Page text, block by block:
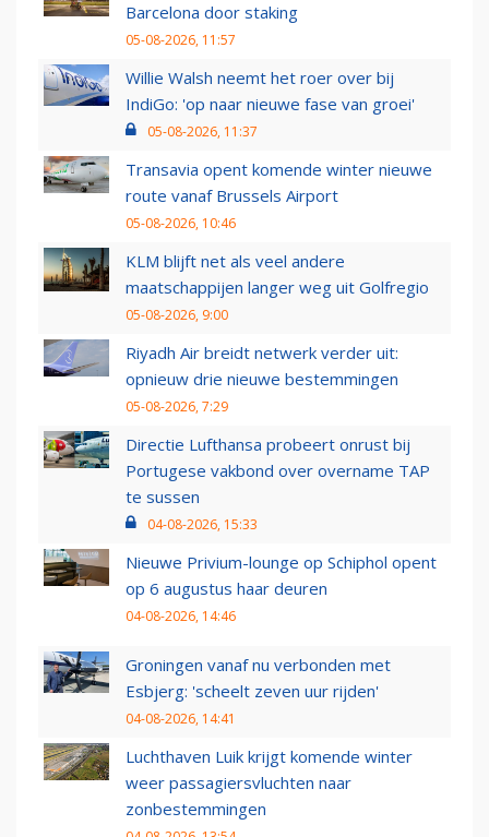
Barcelona door staking
05-08-2026, 11:57
Willie Walsh neemt het roer over bij
IndiGo: 'op naar nieuwe fase van groei'
05-08-2026, 11:37
Transavia opent komende winter nieuwe
route vanaf Brussels Airport
05-08-2026, 10:46
KLM blijft net als veel andere
maatschappijen langer weg uit Golfregio
05-08-2026, 9:00
Riyadh Air breidt netwerk verder uit:
opnieuw drie nieuwe bestemmingen
05-08-2026, 7:29
Directie Lufthansa probeert onrust bij
Portugese vakbond over overname TAP
te sussen
04-08-2026, 15:33
Nieuwe Privium-lounge op Schiphol opent
op 6 augustus haar deuren
04-08-2026, 14:46
Groningen vanaf nu verbonden met
Esbjerg: 'scheelt zeven uur rijden'
04-08-2026, 14:41
Luchthaven Luik krijgt komende winter
weer passagiersvluchten naar
zonbestemmingen